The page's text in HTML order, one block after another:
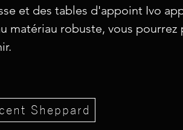
et des tables d'appoint Ivo
matériau robuste, vous
Sheppard